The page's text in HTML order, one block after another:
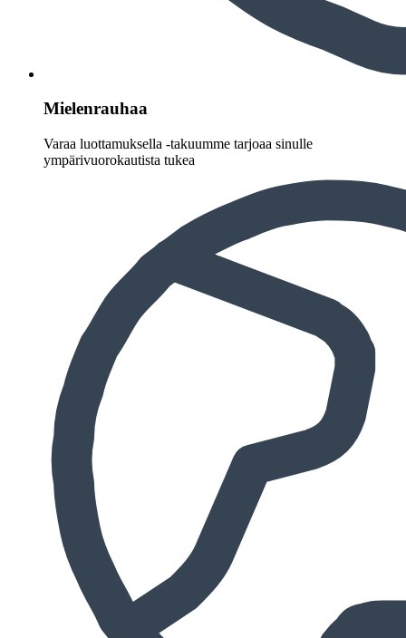
Mielenrauhaa
Varaa luottamuksella -takuumme tarjoaa sinulle
ympärivuorokautista tukea